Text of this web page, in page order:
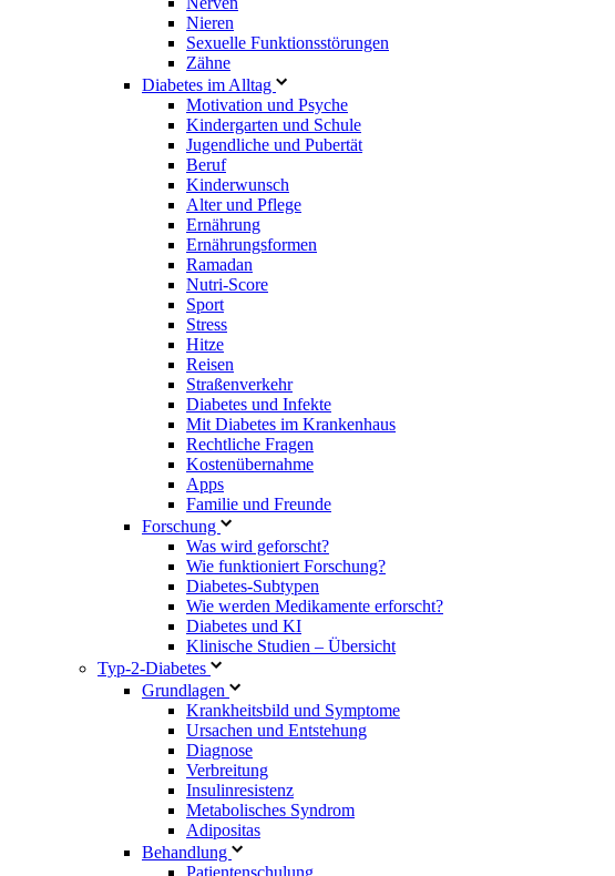
Nieren
Sexuelle Funktionsstörungen
Zähne
Diabetes im Alltag
Motivation und Psyche
Kindergarten und Schule
Jugendliche und Pubertät
Beruf
Kinderwunsch
Alter und Pflege
Ernährung
Ernährungsformen
Ramadan
Nutri-Score
Sport
Stress
Hitze
Reisen
Straßenverkehr
Diabetes und Infekte
Mit Diabetes im Krankenhaus
Rechtliche Fragen
Kostenübernahme
Apps
Familie und Freunde
Forschung
Was wird geforscht?
Wie funktioniert Forschung?
Diabetes-Subtypen
Wie werden Medikamente erforscht?
Diabetes und KI
Klinische Studien – Übersicht
Typ-2-Diabetes
Grundlagen
Krankheitsbild und Symptome
Ursachen und Entstehung
Diagnose
Verbreitung
Insulinresistenz
Metabolisches Syndrom
Adipositas
Behandlung
Patientenschulung